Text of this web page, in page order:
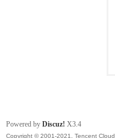
Powered by Discuz! X3.4
Copyright © 2001-2021, Tencent Cloud.